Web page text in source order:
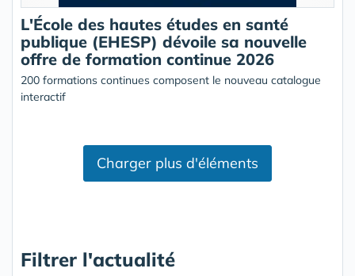
L'École des hautes études en santé
publique (EHESP) dévoile sa nouvelle
offre de formation continue 2026
200 formations continues composent le nouveau catalogue
interactif
Charger plus d'éléments
Filtrer l'actualité